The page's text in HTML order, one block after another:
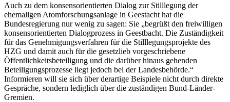
Auch zu dem konsensorientierten Dialog zur Stilllegung der
ehemaligen Atomforschungsanlage in Geestacht hat die
Bundesregierung nur wenig zu sagen: Sie „begrüßt den freiwilligen
konsensorientierten Dialogprozess in Geestbacht. Die Zuständigkeit
für das Genehmigungsverfahren für die Stilllegungsprojekte des
HZG und damit auch für die gesetzlieb vorgeschriebene
Öffentlichkeitsbeteiligung und die darüber hinaus gehenden
Beteiligungsprozesse liegt jedoch bei der Landesbehörde.“
Informieren will sie sich über derartige Beispiele nicht durch direkte
Gespräche, sondern lediglich über die zuständigen Bund-Länder-
Gremien.